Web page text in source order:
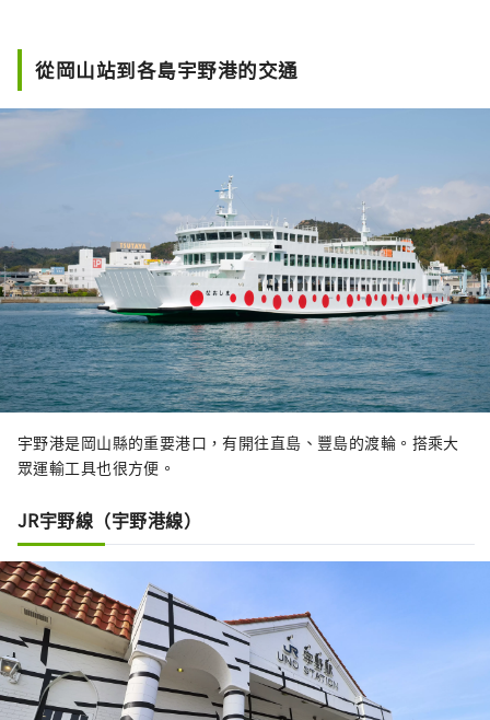
從岡山站到各島宇野港的交通
宇野港是岡山縣的重要港口，有開往直島、豐島的渡輪。搭乘大
眾運輸工具也很方便。
JR宇野線（宇野港線）